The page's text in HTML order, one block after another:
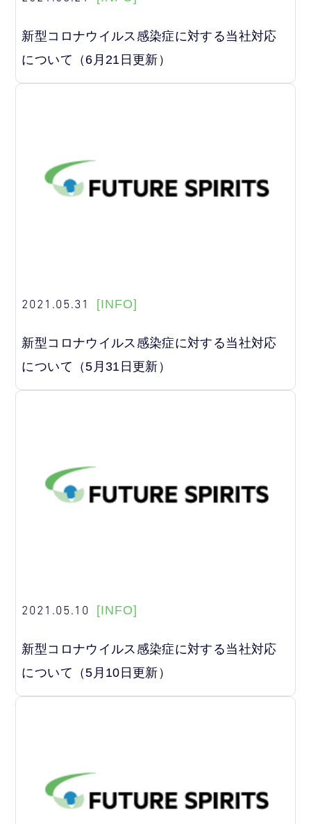
新型コロナウイルス感染症に対する当社対応
について（6月21日更新）
2021.05.31 [INFO]
新型コロナウイルス感染症に対する当社対応
について（5月31日更新）
2021.05.10 [INFO]
新型コロナウイルス感染症に対する当社対応
について（5月10日更新）